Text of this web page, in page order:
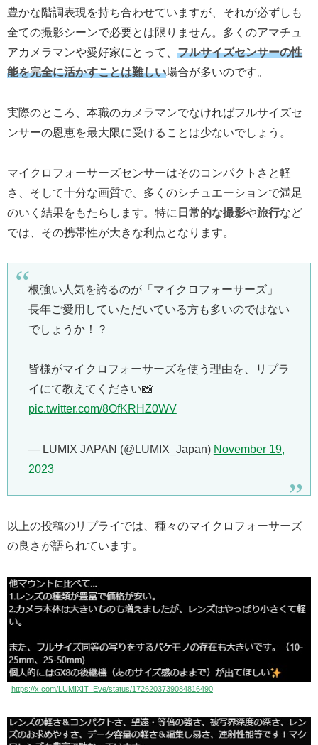
豊かな階調表現を持ち合わせていますが、それが必ずしも
全ての撮影シーンで必要とは限りません。多くのアマチュ
アカメラマンや愛好家にとって、 フルサイズセンサーの性
能を完全に活かすことは難しい場合が多いのです。
実際のところ、本職のカメラマンでなければフルサイズセ
ンサーの恩恵を最大限に受けることは少ないでしょう。
マイクロフォーサーズセンサーはそのコンパクトさと軽
さ、そして十分な画質で、多くのシチュエーションで満足
のいく結果をもたらします。特に 日常的な撮影や旅行など
では、その携帯性が大きな利点となります。
根強い人気を誇るのが「マイクロフォーサーズ」
長年ご愛用していただいている方も多いのではない
でしょうか！？
皆様がマイクロフォーサーズを使う理由を、リプラ
イにて教えてください📸
pic.twitter.com/8OfKRHZ0WV
— LUMIX JAPAN (@LUMIX_Japan) November 19,
2023
以上の投稿のリプライでは、種々のマイクロフォーサーズ
の良さが語られています。
https://x.com/LUMIXIT_Eve/status/1726203739084816490